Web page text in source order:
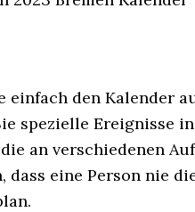
einfach den Kalender
spezielle Ereignisse
an verschiedenen
dass eine Person nie